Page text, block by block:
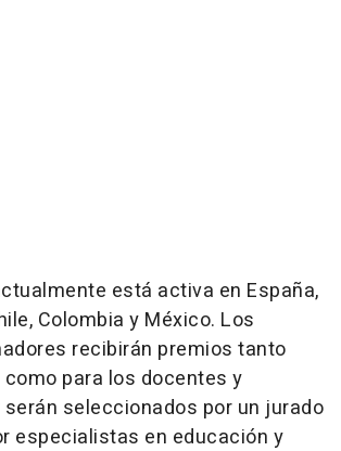
está activa en España,
Colombia y México. Los
recibirán premios tanto
para los docentes y
seleccionados por un jurado
especialistas en educación y